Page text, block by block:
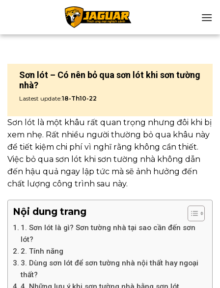
Sơn lót – Có nên bỏ qua sơn lót khi sơn tường
nhà?
Lastest update:18-Th10-22
Sơn lót là một khâu rất quan trọng nhưng đôi khi bị
xem nhẹ. Rất nhiều người thường bỏ qua khâu này
để tiết kiệm chi phí vì nghĩ rằng không cần thiết.
Việc bỏ qua sơn lót khi sơn tường nhà không dẫn
đến hậu quả ngay lập tức mà sẽ ảnh hưởng đến
chất lượng công trình sau này.
Nội dung trang
1. Sơn lót là gì? Sơn tường nhà tại sao cần đến sơn
lót?
2. Tính năng
3. Dùng sơn lót để sơn tường nhà nội thất hay ngoại
thất?